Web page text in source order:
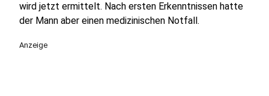
wird jetzt ermittelt. Nach ersten Erkenntnissen hatte
der Mann aber einen medizinischen Notfall.
Anzeige